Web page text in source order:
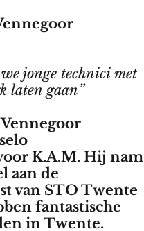
jonge technici met
laten gaan”
K.A.M. Hij nam
aan de
van STO Twente
fantastische
in Twente.